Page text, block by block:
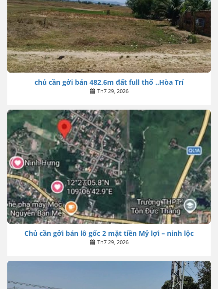
chủ cần gởi bán 482,6m đất full thổ ..Hòa Trí
Th7 29, 2026
Chủ cần gởi bán lô gốc 2 mặt tiền Mỷ lợi – ninh lộc
Th7 29, 2026